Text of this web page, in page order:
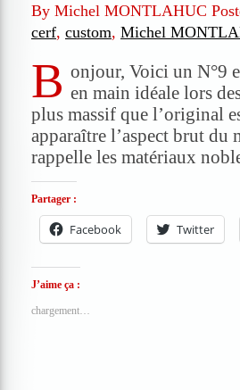
By Michel MONTLAHUC
cerf, custom, Michel
B onjour, Voici un N°9
en main idéale lors
plus massif que l’original
apparaître l’aspect brut
rappelle les matériaux
Partager :
Facebook Twitter
J’aime ça :
chargement…